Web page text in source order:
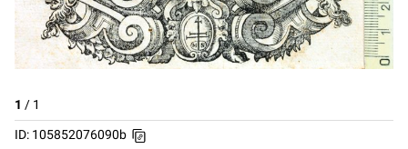
1 / 1
ID: 105852076090b